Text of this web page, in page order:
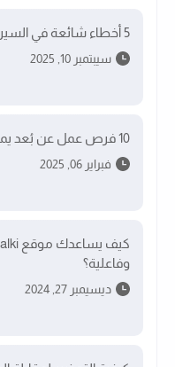
5 أخطاء شائعة في السيرة الذاتية تؤدي إلى رفضك فورًا
سيبتمبر 10, 2025
10 فرص عمل عن بُعد يمكنك البدء فيها في 2025
فبراير 06, 2025
وفاعلية؟
ديسيمبر 27, 2024